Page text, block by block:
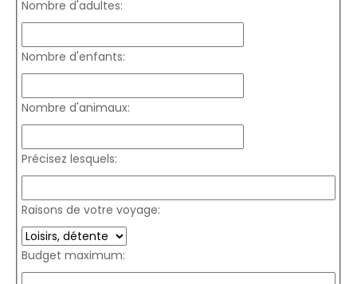
Nombre d'adultes:
Nombre d'enfants:
Nombre d'animaux:
Précisez lesquels:
Raisons de votre voyage:
Budget maximum: